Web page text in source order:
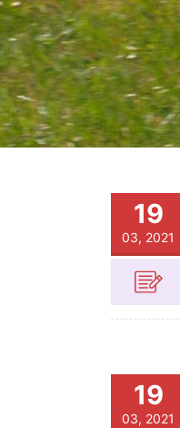
19
03, 2021
19
03, 2021